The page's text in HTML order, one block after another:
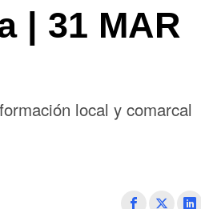
| 31 MAR
local y comarcal